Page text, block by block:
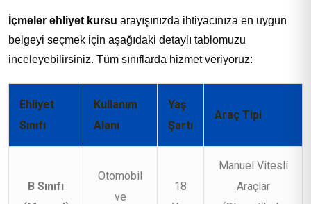
İçmeler ehliyet kursu arayışınızda ihtiyacınıza en uygun
belgeyi seçmek için aşağıdaki detaylı tablomuzu
inceleyebilirsiniz. Tüm sınıflarda hizmet veriyoruz:
Ehliyet
Sınıfı
Kullanım
Alanı
Yaş
Şartı
Araç Tipi
B Sınıfı
Otomobil
ve
18
Manuel Vitesli
Araçlar